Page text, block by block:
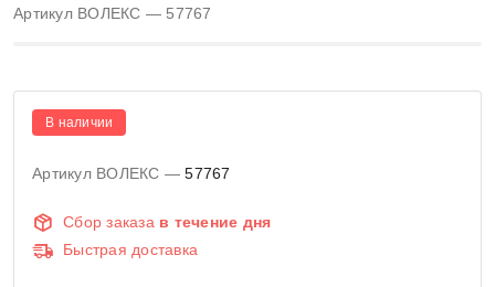
Артикул ВОЛЕКС — 57767
В наличии
Артикул ВОЛЕКС —57767
Сбор заказа в течение дня
Быстрая доставка